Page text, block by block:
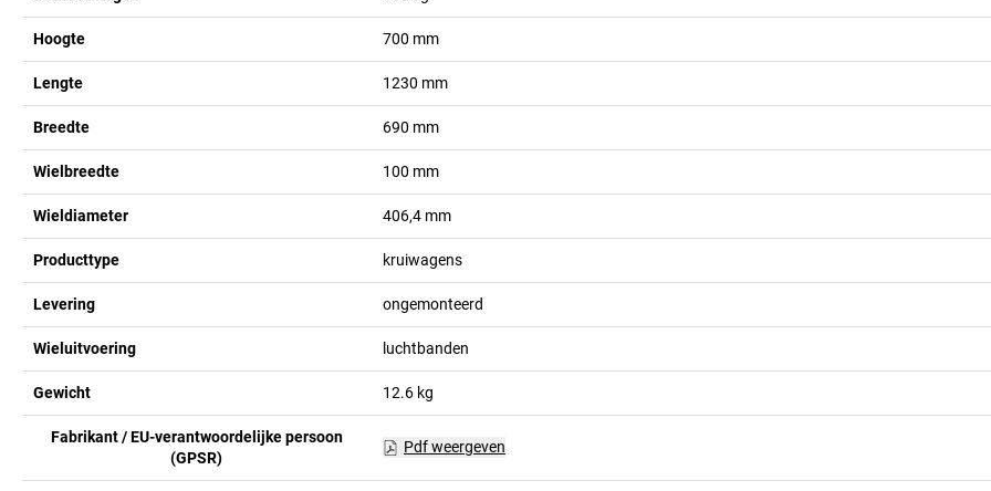
Hoogte 700 mm
Lengte 1230 mm
Breedte 690 mm
Wielbreedte 100 mm
Wieldiameter 406,4 mm
Producttype kruiwagens
Levering ongemonteerd
Wieluitvoering luchtbanden
Gewicht 12.6 kg
Fabrikant / EU-verantwoordelijke persoon
(GPSR)
Pdf weergeven